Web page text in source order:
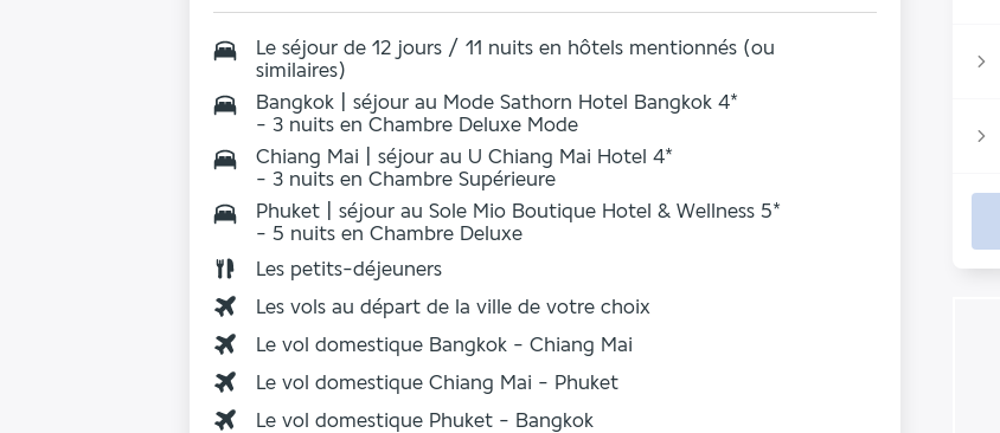
Le séjour de 12 jours / 11 nuits en hôtels mentionnés (ou
similaires)
Bangkok | séjour au Mode Sathorn Hotel Bangkok 4*
- 3 nuits en Chambre Deluxe Mode
Chiang Mai | séjour au U Chiang Mai Hotel 4*
- 3 nuits en Chambre Supérieure
Phuket | séjour au Sole Mio Boutique Hotel & Wellness 5*
- 5 nuits en Chambre Deluxe
Les petits-déjeuners
Les vols au départ de la ville de votre choix
Le vol domestique Bangkok - Chiang Mai
Le vol domestique Chiang Mai - Phuket
Le vol domestique Phuket - Bangkok